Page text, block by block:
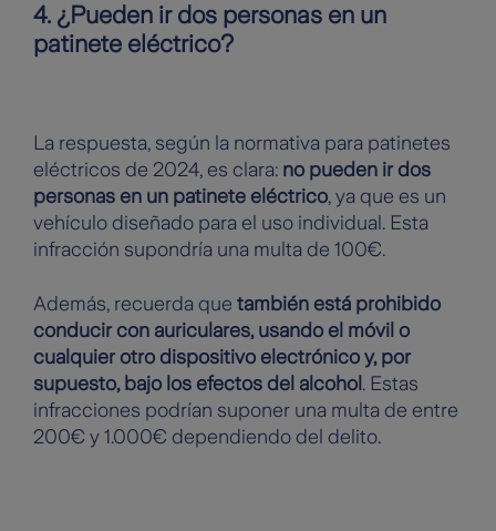
4. ¿Pueden ir dos personas en un
patinete eléctrico?
La respuesta, según la normativa para patinetes
eléctricos de 2024, es clara: no pueden ir dos
personas en un patinete eléctrico, ya que es un
vehículo diseñado para el uso individual. Esta
infracción supondría una multa de 100€.
Además, recuerda que también está prohibido
conducir con auriculares, usando el móvil o
cualquier otro dispositivo electrónico y, por
supuesto, bajo los efectos del alcohol . Estas
infracciones podrían suponer una multa de entre
200€ y 1.000€ dependiendo del delito.